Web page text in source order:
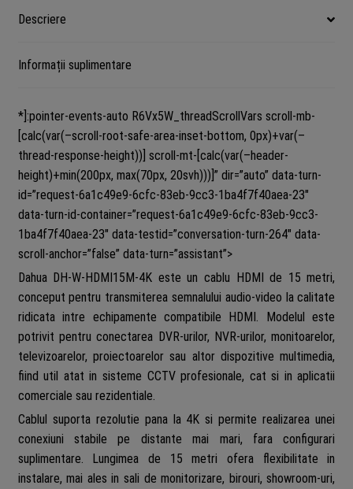
Descriere
Informații suplimentare
*]:pointer-events-auto R6Vx5W_threadScrollVars scroll-mb-
[calc(var(–scroll-root-safe-area-inset-bottom, 0px)+var(–
thread-response-height))] scroll-mt-[calc(var(–header-
height)+min(200px, max(70px, 20svh)))]” dir=”auto” data-turn-
id=”request-6a1c49e9-6cfc-83eb-9cc3-1ba4f7f40aea-23″
data-turn-id-container=”request-6a1c49e9-6cfc-83eb-9cc3-
1ba4f7f40aea-23″ data-testid=”conversation-turn-264″ data-
scroll-anchor=”false” data-turn=”assistant”>
Dahua DH-W-HDMI15M-4K este un cablu HDMI de 15 metri,
conceput pentru transmiterea semnalului audio-video la calitate
ridicata intre echipamente compatibile HDMI. Modelul este
potrivit pentru conectarea DVR-urilor, NVR-urilor, monitoarelor,
televizoarelor, proiectoarelor sau altor dispozitive multimedia,
fiind util atat in sisteme CCTV profesionale, cat si in aplicatii
comerciale sau rezidentiale.
Cablul suporta rezolutie pana la 4K si permite realizarea unei
conexiuni stabile pe distante mai mari, fara configurari
suplimentare. Lungimea de 15 metri ofera flexibilitate in
instalare, mai ales in sali de monitorizare, birouri, showroom-uri,